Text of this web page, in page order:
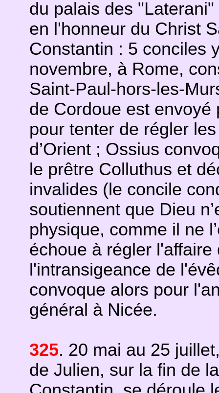
du palais des
en l'honneur du Christ
Constantin : 5 conciles
novembre, à Rome,
Saint-Paul-hors-les-
de Cordoue est envoyé
pour tenter de régler
d’Orient ; Ossius
le prêtre Colluthus et
invalides (le concile
soutiennent que Dieu
physique, comme il ne
échoue à régler
l'intransigeance de
convoque alors pour
général à Nicée.
325. 20 mai au 25
de Julien, sur la fin de